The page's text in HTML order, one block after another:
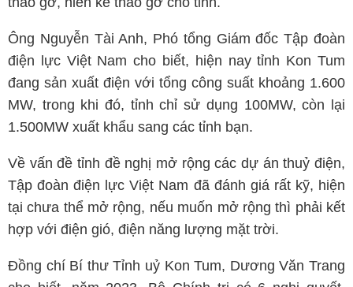
Ông Nguyễn Tài Anh, Phó tổng Giám đốc Tập đoàn
điện lực Việt Nam cho biết, hiện nay tỉnh Kon Tum
đang sản xuất điện với tổng công suất khoảng 1.600
MW, trong khi đó, tỉnh chỉ sử dụng 100MW, còn lại
1.500MW xuất khẩu sang các tỉnh bạn.
Về vấn đề tỉnh đề nghị mở rộng các dự án thuỷ điện,
Tập đoàn điện lực Việt Nam đã đánh giá rất kỹ, hiện
tại chưa thể mở rộng, nếu muốn mở rộng thì phải kết
hợp với điện gió, điện năng lượng mặt trời.
Đồng chí Bí thư Tỉnh uỷ Kon Tum, Dương Văn Trang